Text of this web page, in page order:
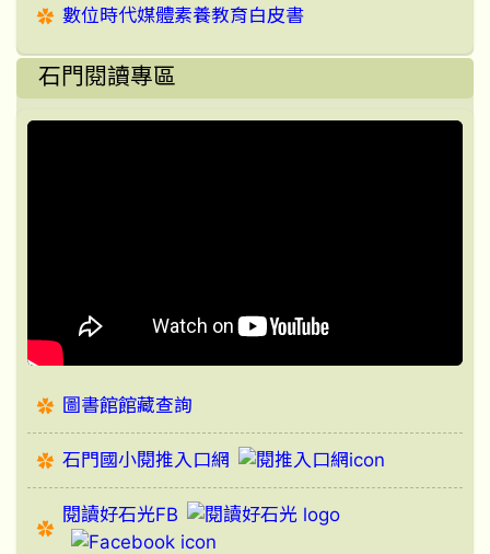
數位時代媒體素養教育白皮書
石門閱讀專區
圖書館館藏查詢
石門國小閱推入口網
閱讀好石光FB